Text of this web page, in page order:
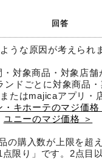
回答
うな原因が考えられ
・対象商品・対象店舗
ドごとに対象商品・
たはmajicaアプリ・
・キホーテのマジ価格
ユニーのマジ価格 ＞
の購入数が上限を超
限り」です。2点目